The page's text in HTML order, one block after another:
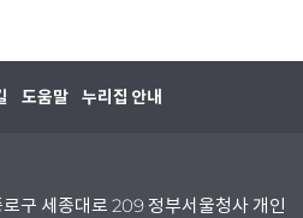
도움말 누리집 안내
구 세종대로 209 정부서울청사 개인